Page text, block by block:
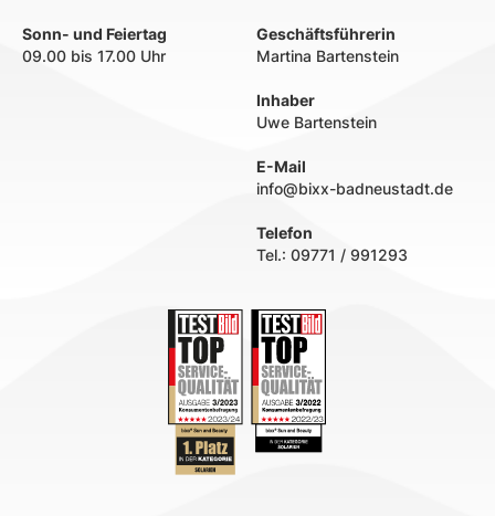
Sonn- und Feiertag
09.00 bis 17.00 Uhr
Geschäftsführerin
Martina Bartenstein
Inhaber
Uwe Bartenstein
E-Mail
info@bixx-badneustadt.de
Telefon
Tel.: 09771 / 991293